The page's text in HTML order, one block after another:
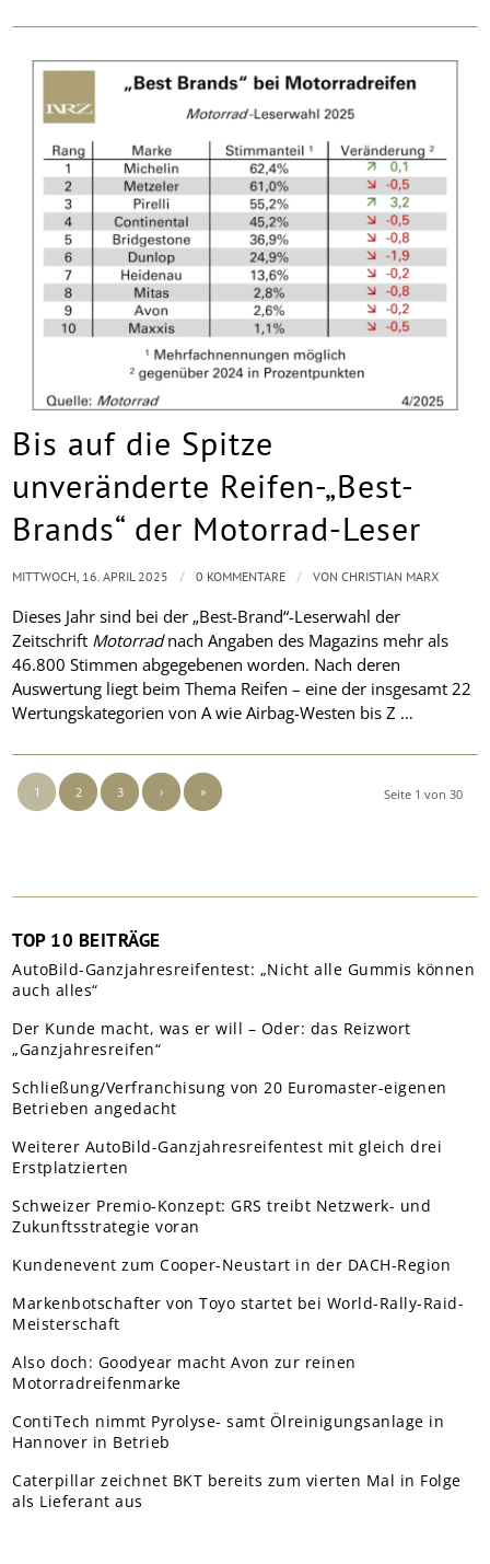
Bis auf die Spitze
unveränderte Reifen-„Best-
Brands“ der Motorrad-Leser
Dieses Jahr sind bei der „Best-Brand“-Leserwahl der
Zeitschrift Motorradnach Angaben des Magazins mehr als
46.800 Stimmen abgegebenen worden. Nach deren
Auswertung liegt beim Thema Reifen – eine der insgesamt 22
Wertungskategorien von A wie Airbag-Westen bis Z …
MITTWOCH, 16. APRIL 2025 / 0 KOMMENTARE / VONCHRISTIAN MARX
Seite 1 von 30
1 2 3 › »
TOP 10 BEITRÄGE
AutoBild-Ganzjahresreifentest: „Nicht alle Gummis können
auch alles“
Der Kunde macht, was er will – Oder: das Reizwort
„Ganzjahresreifen“
Schließung/Verfranchisung von 20 Euromaster-eigenen
Betrieben angedacht
Weiterer AutoBild-Ganzjahresreifentest mit gleich drei
Erstplatzierten
Schweizer Premio-Konzept: GRS treibt Netzwerk- und
Zukunftsstrategie voran
Kundenevent zum Cooper-Neustart in der DACH-Region
Markenbotschafter von Toyo startet bei World-Rally-Raid-
Meisterschaft
Also doch: Goodyear macht Avon zur reinen
Motorradreifenmarke
ContiTech nimmt Pyrolyse- samt Ölreinigungsanlage in
Hannover in Betrieb
Caterpillar zeichnet BKT bereits zum vierten Mal in Folge
als Lieferant aus